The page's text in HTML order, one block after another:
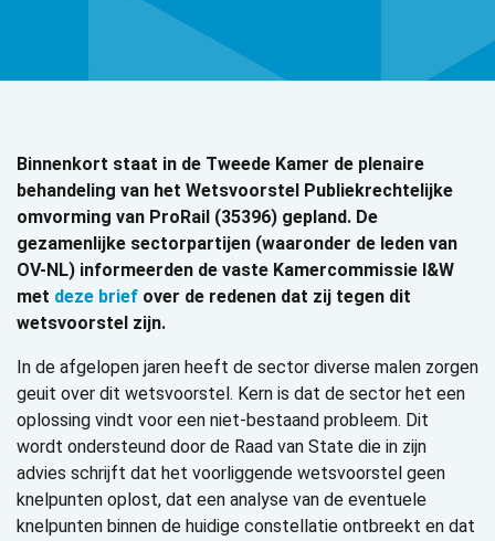
Binnenkort staat in de Tweede Kamer de plenaire
behandeling van het Wetsvoorstel Publiekrechtelijke
omvorming van ProRail (35396) gepland. De
gezamenlijke sectorpartijen (waaronder de leden van
OV-NL) informeerden de vaste Kamercommissie I&W
met deze brief over de redenen dat zij tegen dit
wetsvoorstel zijn.
In de afgelopen jaren heeft de sector diverse malen zorgen
geuit over dit wetsvoorstel. Kern is dat de sector het een
oplossing vindt voor een niet-bestaand probleem. Dit
wordt ondersteund door de Raad van State die in zijn
advies schrijft dat het voorliggende wetsvoorstel geen
knelpunten oplost, dat een analyse van de eventuele
knelpunten binnen de huidige constellatie ontbreekt en dat